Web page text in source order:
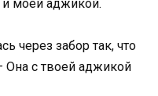
моей аджикой.
через забор так, что
Она с твоей аджикой